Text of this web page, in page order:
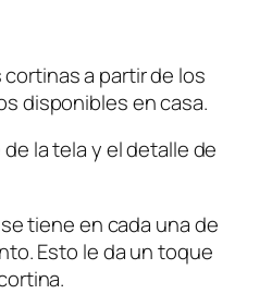
a partir de los
disponibles en casa.
la tela y el detalle de
tiene en cada una de
Esto le da un toque